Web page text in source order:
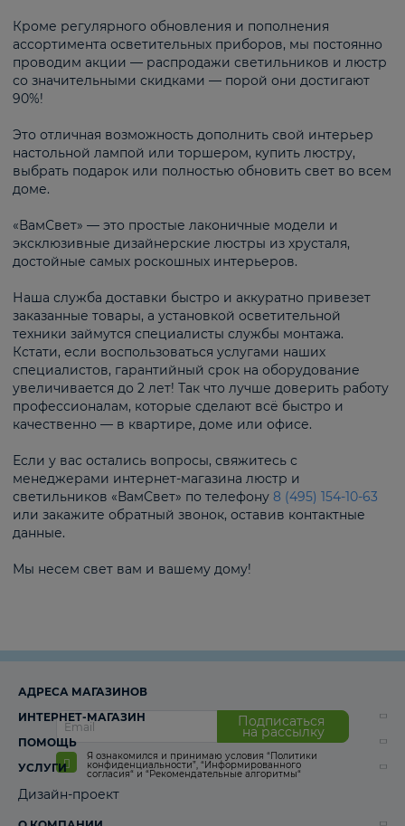
Кроме регулярного обновления и пополнения
ассортимента осветительных приборов, мы постоянно
проводим акции — распродажи светильников и люстр
со значительными скидками — порой они достигают
90%!
Это отличная возможность дополнить свой интерьер
настольной лампой или торшером, купить люстру,
выбрать подарок или полностью обновить свет во всем
доме.
«ВамСвет» — это простые лаконичные модели и
эксклюзивные дизайнерские люстры из хрусталя,
достойные самых роскошных интерьеров.
Наша служба доставки быстро и аккуратно привезет
заказанные товары, а установкой осветительной
техники займутся специалисты службы монтажа.
Кстати, если воспользоваться услугами наших
специалистов, гарантийный срок на оборудование
увеличивается до 2 лет! Так что лучше доверить работу
профессионалам, которые сделают всё быстро и
качественно — в квартире, доме или офисе.
Если у вас остались вопросы, свяжитесь с
менеджерами интернет-магазина люстр и
светильников «ВамСвет» по телефону 8 (495) 154-10-63
или закажите обратный звонок, оставив контактные
данные.
Мы несем свет вам и вашему дому!
Подписаться
на рассылку
Я ознакомился и принимаю условия “Политики
конфиденциальности”, “Информированного
согласия“ и “Рекомендательные алгоритмы“
АДРЕСА МАГАЗИНОВ
ИНТЕРНЕТ-МАГАЗИН
ПОМОЩЬ
УСЛУГИ
Дизайн-проект